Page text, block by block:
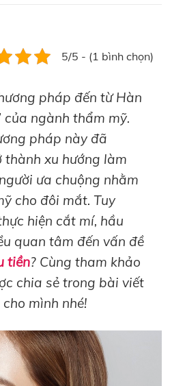
5/5 - (1 bình chọn)
pháp đến từ Hàn
của ngành thẩm mỹ.
pháp này đã
thành xu hướng làm
ưa chuộng nhằm
cho đôi mắt. Tuy
hiện cắt mí, hầu
quan tâm đến vấn đề
tiền? Cùng tham khảo
chia sẻ trong bài viết
mình nhé!